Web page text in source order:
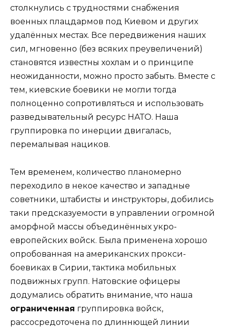
столкнулись с трудностями снабжения
военных плацдармов под Киевом и других
удалённых местах. Все передвижения наших
сил, мгновенно (без всяких преувеличений)
становятся известны хохлам и о принципе
неожиданности, можно просто забыть. Вместе с
тем, киевские боевики не могли тогда
полноценно сопротивляться и использовать
разведывательный ресурс НАТО. Наша
группировка по инерции двигалась,
перемалывая нациков.
Тем временем, количество планомерно
переходило в некое качество и западные
советники, штабисты и инструкторы, добились
таки предсказуемости в управлении огромной
аморфной массы объединённых укро-
европейских войск. Была применена хорошо
опробованная на американских прокси-
боевиках в Сирии, тактика мобильных
подвижных групп. Натовские офицеры
додумались обратить внимание, что наша
ограниченная группировка войск,
рассосредоточена по длиннющей линии